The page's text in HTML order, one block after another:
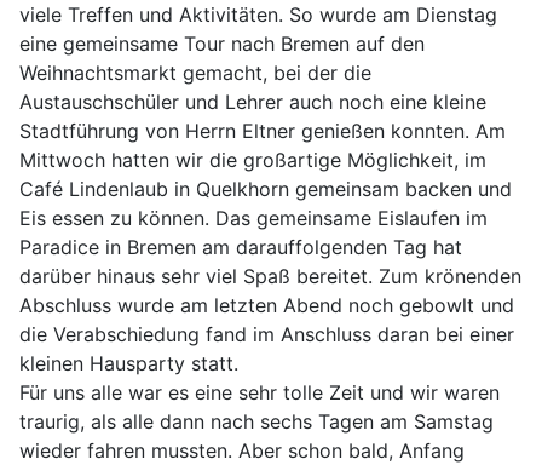
viele Treffen und Aktivitäten. So wurde am Dienstag
eine gemeinsame Tour nach Bremen auf den
Weihnachtsmarkt gemacht, bei der die
Austauschschüler und Lehrer auch noch eine kleine
Stadtführung von Herrn Eltner genießen konnten. Am
Mittwoch hatten wir die großartige Möglichkeit, im
Café Lindenlaub in Quelkhorn gemeinsam backen und
Eis essen zu können. Das gemeinsame Eislaufen im
Paradice in Bremen am darauffolgenden Tag hat
darüber hinaus sehr viel Spaß bereitet. Zum krönenden
Abschluss wurde am letzten Abend noch gebowlt und
die Verabschiedung fand im Anschluss daran bei einer
kleinen Hausparty statt.
Für uns alle war es eine sehr tolle Zeit und wir waren
traurig, als alle dann nach sechs Tagen am Samstag
wieder fahren mussten. Aber schon bald, Anfang